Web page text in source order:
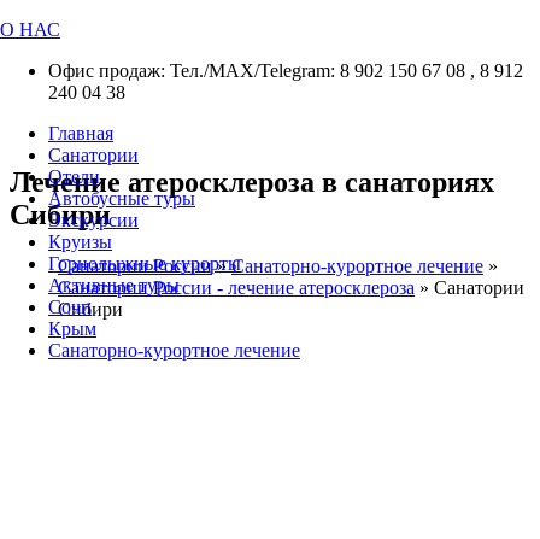
О НАС
Офис продаж: Тел./МАХ/Telegram: 8 902 150 67 08 , 8 912
240 04 38
Главная
Санатории
Отели
Автобусные туры
Экскурсии
Круизы
Горнолыжные курорты
Активные туры
Сочи
Крым
Санаторно-курортное лечение
Лечение атеросклероза в санаториях
Сибири
Санатории России»Санаторно-курортное лечение »
Санатории России - лечение атеросклероза » Санатории
Сибири